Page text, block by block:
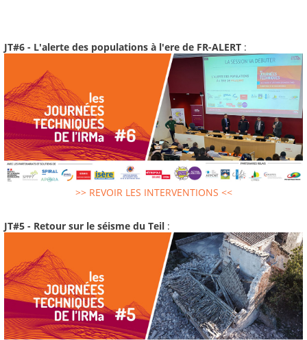
JT#6 - L'alerte des populations à l'ere de FR-ALERT :
>> REVOIR LES INTERVENTIONS <<
JT#5 - Retour sur le séisme du Teil :